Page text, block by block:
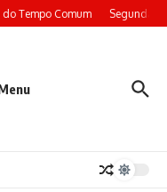
Tempo Comum Segunda-